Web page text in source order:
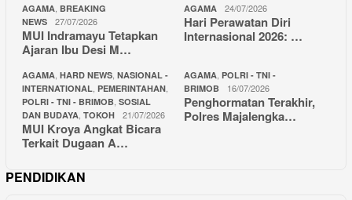
AGAMA BREAKING
NEWS
27/07/2026
MUI Indramayu Tetapkan
Ajaran Ibu Desi M…
AGAMA 24/07/2026
Hari Perawatan Diri
Internasional 2026: …
AGAMA HARD NEWS NASIONAL -
INTERNATIONAL PEMERINTAHAN
POLRI - TNI - BRIMOB SOSIAL
DAN BUDAYA TOKOH 21/07/2026
MUI Kroya Angkat Bicara
Terkait Dugaan A…
AGAMA POLRI - TNI -
BRIMOB
16/07/2026
Penghormatan Terakhir,
Polres Majalengka…
PENDIDIKAN